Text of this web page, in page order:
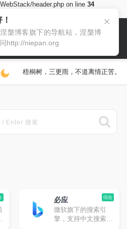
header.php on line 34
梧桐树，三更雨，不道离情正苦。
综合
必应
微软旗下的搜索引
擎，支持中文搜索。
槃博客旗下的导航站，涅槃博
http://niepan.org